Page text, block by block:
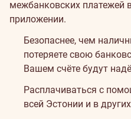
межбанковских платежей
приложении.
Безопаснее, чем
потеряете свою
Вашем счёте будут
Расплачиваться с
всей Эстонии и в